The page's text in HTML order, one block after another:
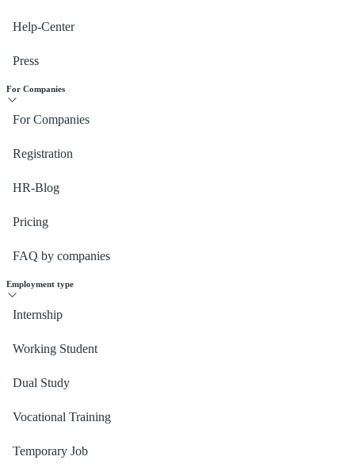
Help-Center
Press
For Companies
For Companies
Registration
HR-Blog
Pricing
FAQ by companies
Employment type
Internship
Working Student
Dual Study
Vocational Training
Temporary Job